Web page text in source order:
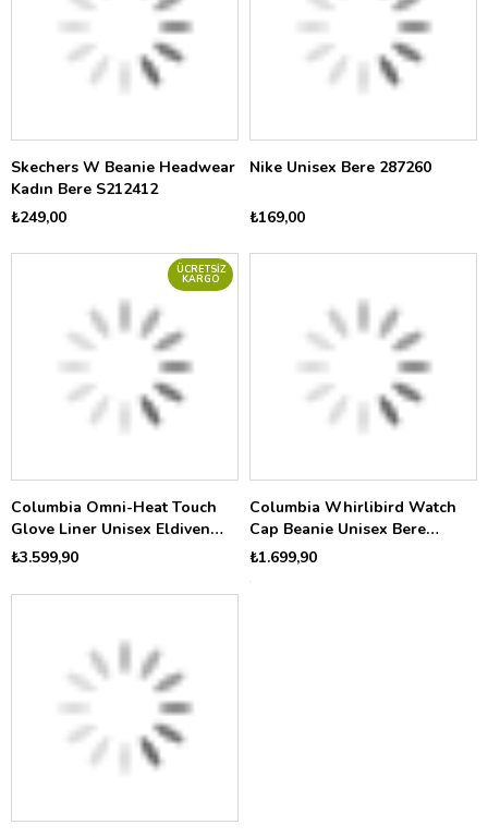
Skechers W Beanie Headwear
Kadın Bere S212412
₺249,00
Nike Unisex Bere 287260
₺169,00
Columbia Omni-Heat Touch
Glove Liner Unisex Eldiven
SU1022
₺3.599,90
ÜCRETSIZ
KARGO
Columbia Whirlibird Watch
Cap Beanie Unisex Bere
CU9309
₺1.699,90